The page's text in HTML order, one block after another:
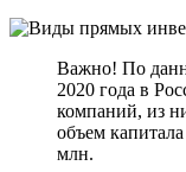
Важно! По
2020 года в
компаний, из
объем
млн.